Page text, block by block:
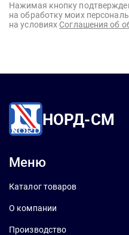
Нажимая кнопку
на обработку моих
на условиях Соглашения об
НОРД-СМ
Меню
Каталог товаров
О компании
Производство